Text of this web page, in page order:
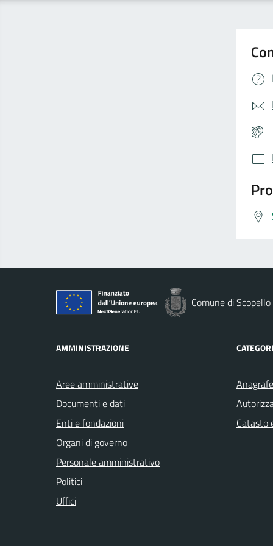
Comune di Scopello
AMMINISTRAZIONE
Aree amministrative
Documenti e dati
Enti e fondazioni
Organi di governo
Personale amministrativo
Politici
Uffici
Catasto